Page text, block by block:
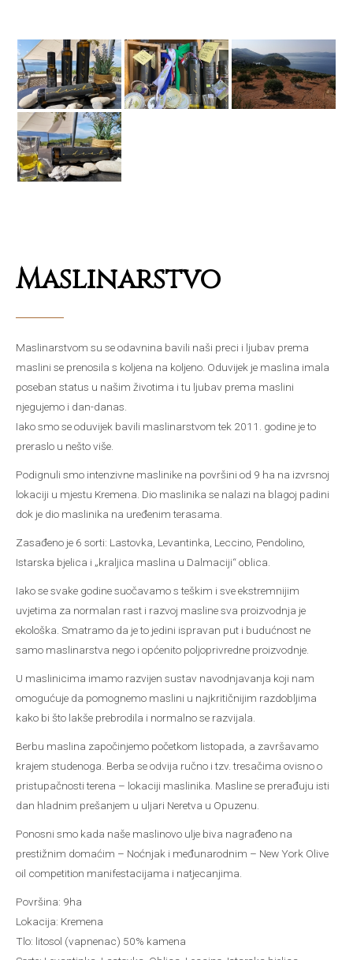
Maslinarstvo
Maslinarstvom su se odavnina bavili naši preci i ljubav prema
maslini se prenosila s koljena na koljeno. Oduvijek je maslina imala
poseban status u našim životima i tu ljubav prema maslini
njegujemo i dan-danas.
Iako smo se oduvijek bavili maslinarstvom tek 2011. godine je to
preraslo u nešto više.
Podignuli smo intenzivne maslinike na površini od 9 ha na izvrsnoj
lokaciji u mjestu Kremena. Dio maslinika se nalazi na blagoj padini
dok je dio maslinika na uređenim terasama.
Zasađeno je 6 sorti: Lastovka, Levantinka, Leccino, Pendolino,
Istarska bjelica i „kraljica maslina u Dalmaciji“ oblica.
Iako se svake godine suočavamo s teškim i sve ekstremnijim
uvjetima za normalan rast i razvoj masline sva proizvodnja je
ekološka. Smatramo da je to jedini ispravan put i budućnost ne
samo maslinarstva nego i općenito poljoprivredne proizvodnje.
U maslinicima imamo razvijen sustav navodnjavanja koji nam
omogućuje da pomognemo maslini u najkritičnijim razdobljima
kako bi što lakše prebrodila i normalno se razvijala.
Berbu maslina započinjemo početkom listopada, a završavamo
krajem studenoga. Berba se odvija ručno i tzv. tresačima ovisno o
pristupačnosti terena – lokaciji maslinika. Masline se prerađuju isti
dan hladnim prešanjem u uljari Neretva u Opuzenu.
Ponosni smo kada naše maslinovo ulje biva nagrađeno na
prestižnim domaćim – Noćnjak i međunarodnim – New York Olive
oil competition manifestacijama i natjecanjima.
Površina: 9ha
Lokacija: Kremena
Tlo: litosol (vapnenac) 50% kamena